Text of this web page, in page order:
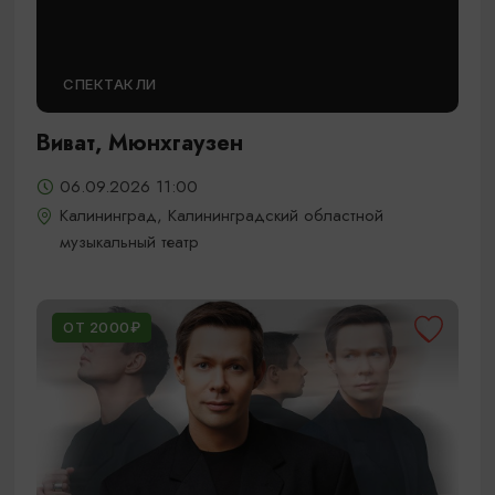
СПЕКТАКЛИ
Виват, Мюнхгаузен
06.09.2026 11:00
Калининград, Калининградский областной
музыкальный театр
ОТ 2000₽